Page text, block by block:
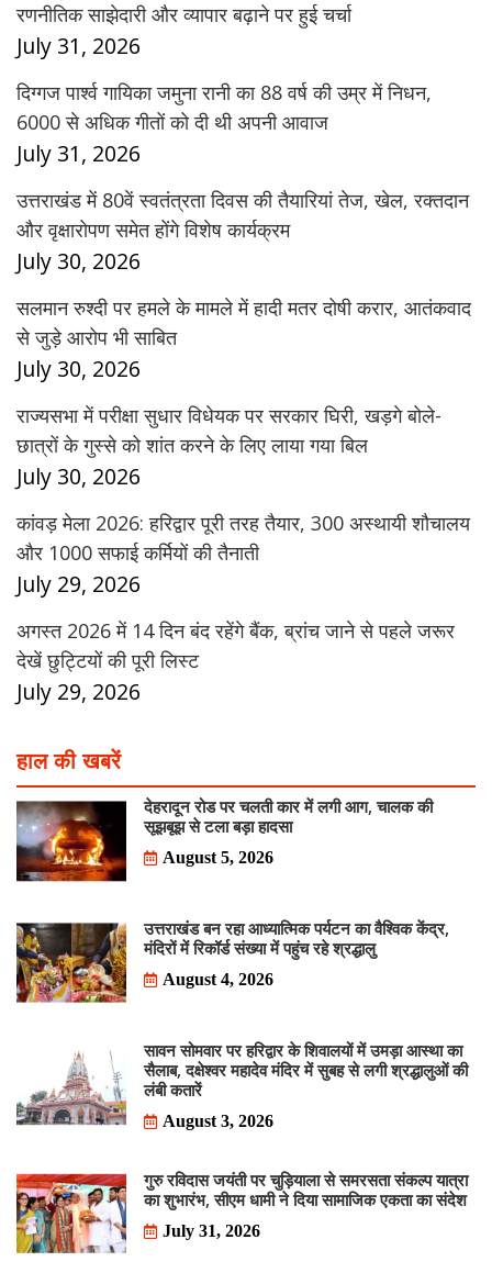
रणनीतिक साझेदारी और व्यापार बढ़ाने पर हुई चर्चा
July 31, 2026
दिग्गज पार्श्व गायिका जमुना रानी का 88 वर्ष की उम्र में निधन,
6000 से अधिक गीतों को दी थी अपनी आवाज
July 31, 2026
उत्तराखंड में 80वें स्वतंत्रता दिवस की तैयारियां तेज, खेल, रक्तदान
और वृक्षारोपण समेत होंगे विशेष कार्यक्रम
July 30, 2026
सलमान रुश्दी पर हमले के मामले में हादी मतर दोषी करार, आतंकवाद
से जुड़े आरोप भी साबित
July 30, 2026
राज्यसभा में परीक्षा सुधार विधेयक पर सरकार घिरी, खड़गे बोले-
छात्रों के गुस्से को शांत करने के लिए लाया गया बिल
July 30, 2026
कांवड़ मेला 2026: हरिद्वार पूरी तरह तैयार, 300 अस्थायी शौचालय
और 1000 सफाई कर्मियों की तैनाती
July 29, 2026
अगस्त 2026 में 14 दिन बंद रहेंगे बैंक, ब्रांच जाने से पहले जरूर
देखें छुट्टियों की पूरी लिस्ट
July 29, 2026
हाल की खबरें
देहरादून रोड पर चलती कार में लगी आग, चालक की
सूझबूझ से टला बड़ा हादसा
August 5, 2026
उत्तराखंड बन रहा आध्यात्मिक पर्यटन का वैश्विक केंद्र,
मंदिरों में रिकॉर्ड संख्या में पहुंच रहे श्रद्धालु
August 4, 2026
सावन सोमवार पर हरिद्वार के शिवालयों में उमड़ा आस्था का
सैलाब, दक्षेश्वर महादेव मंदिर में सुबह से लगी श्रद्धालुओं की
लंबी कतारें
August 3, 2026
गुरु रविदास जयंती पर चुड़ियाला से समरसता संकल्प यात्रा
का शुभारंभ, सीएम धामी ने दिया सामाजिक एकता का संदेश
July 31, 2026